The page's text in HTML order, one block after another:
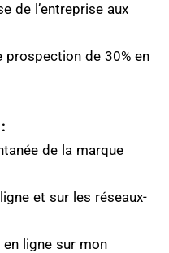
de l’entreprise aux
de 30% en
de la marque
et sur les réseaux-
en ligne sur mon